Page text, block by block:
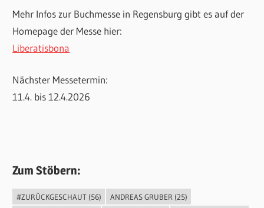
Mehr Infos zur Buchmesse in Regensburg gibt es auf der
Homepage der Messe hier:
Liberatisbona
Nächster Messetermin:
11.4. bis 12.4.2026
Zum Stöbern:
#ZURÜCKGESCHAUT(56) ANDREAS GRUBER (25)